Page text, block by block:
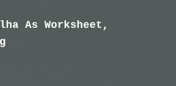
As Worksheet,